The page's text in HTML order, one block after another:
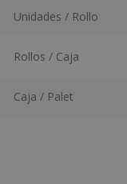
Unidades / Rollo
Rollos / Caja
Caja / Palet